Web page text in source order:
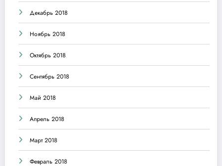
Декабрь 2018
Ноябрь 2018
Октябрь 2018
Сентябрь 2018
Май 2018
Апрель 2018
Март 2018
Февраль 2018